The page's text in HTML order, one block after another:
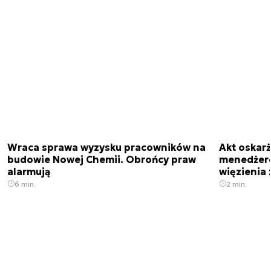
Wraca sprawa wyzysku pracowników na
budowie Nowej Chemii. Obrońcy praw
alarmują
6 min.
Akt
więzienia
2 min.